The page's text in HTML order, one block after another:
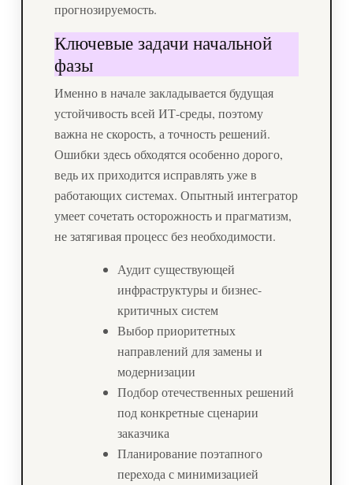
прогнозируемость.
Ключевые задачи начальной
фазы
Именно в начале закладывается будущая
устойчивость всей ИТ-среды, поэтому
важна не скорость, а точность решений.
Ошибки здесь обходятся особенно дорого,
ведь их приходится исправлять уже в
работающих системах. Опытный интегратор
умеет сочетать осторожность и прагматизм,
не затягивая процесс без необходимости.
Аудит существующей
инфраструктуры и бизнес-
критичных систем
Выбор приоритетных
направлений для замены и
модернизации
Подбор отечественных решений
под конкретные сценарии
заказчика
Планирование поэтапного
перехода с минимизацией